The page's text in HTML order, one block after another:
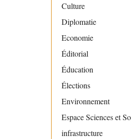
Culture
Diplomatie
Economie
Éditorial
Éducation
Élections
Environnement
Espace Sciences et
infrastructure